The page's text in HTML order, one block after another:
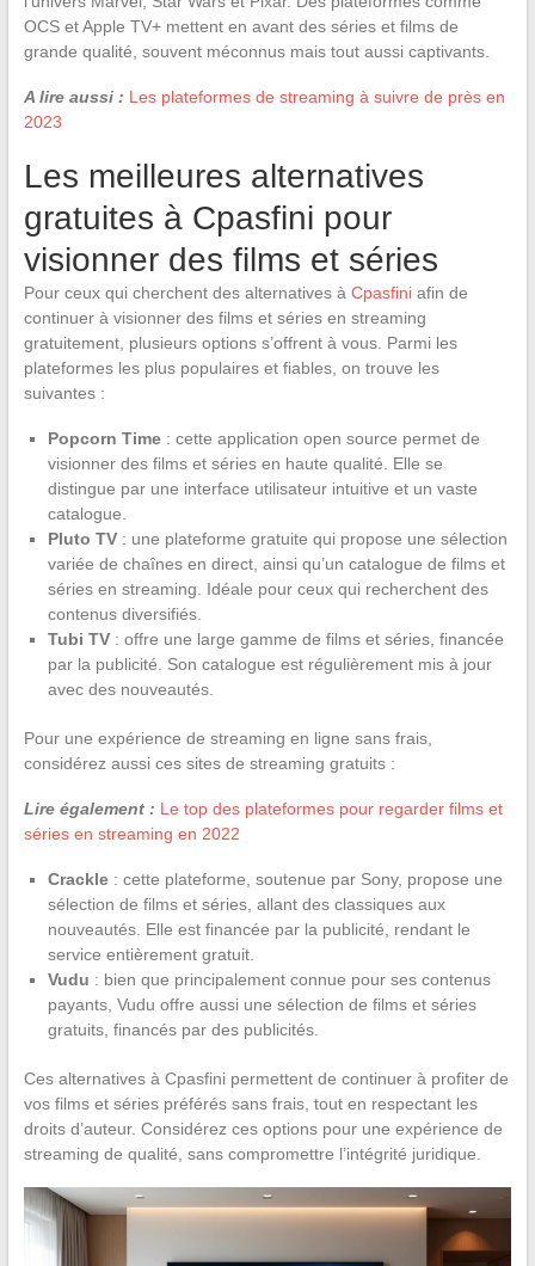
OCS et Apple TV+ mettent en avant des séries et films de
grande qualité, souvent méconnus mais tout aussi captivants.
A lire aussi : Les plateformes de streaming à suivre de près en
2023
Les meilleures alternatives
gratuites à Cpasfini pour
visionner des films et séries
Pour ceux qui cherchent des alternatives à Cpasfiniafin de
continuer à visionner des films et séries en streaming
gratuitement, plusieurs options s’offrent à vous. Parmi les
plateformes les plus populaires et fiables, on trouve les
suivantes :
Popcorn Time: cette application open source permet de
visionner des films et séries en haute qualité. Elle se
distingue par une interface utilisateur intuitive et un vaste
catalogue.
Pluto TV: une plateforme gratuite qui propose une sélection
variée de chaînes en direct, ainsi qu’un catalogue de films et
séries en streaming. Idéale pour ceux qui recherchent des
contenus diversifiés.
Tubi TV: offre une large gamme de films et séries, financée
par la publicité. Son catalogue est régulièrement mis à jour
avec des nouveautés.
Pour une expérience de streaming en ligne sans frais,
considérez aussi ces sites de streaming gratuits :
Lire également : Le top des plateformes pour regarder films et
séries en streaming en 2022
Crackle: cette plateforme, soutenue par Sony, propose une
sélection de films et séries, allant des classiques aux
nouveautés. Elle est financée par la publicité, rendant le
service entièrement gratuit.
Vudu : bien que principalement connue pour ses contenus
payants, Vudu offre aussi une sélection de films et séries
gratuits, financés par des publicités.
Ces alternatives à Cpasfini permettent de continuer à profiter de
vos films et séries préférés sans frais, tout en respectant les
droits d’auteur. Considérez ces options pour une expérience de
streaming de qualité, sans compromettre l’intégrité juridique.